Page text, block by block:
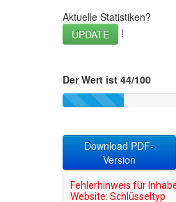
Aktuelle Statistiken?
UPDATE
!
Der Wert ist 44/100
Download PDF-
Version